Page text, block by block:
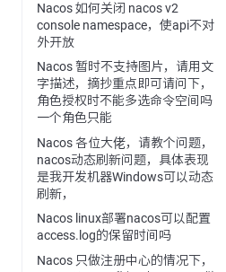
Nacos 如何关闭 nacos v2
console namespace，使api不对
外开放
Nacos 暂时不支持图片，请用文
字描述，摘抄重点即可请问下，
角色授权时不能多选命令空间吗
一个角色只能
Nacos 各位大佬，请教个问题，
nacos动态刷新问题，具体表现
是我开发机器Windows可以动态
刷新，
Nacos linux部署nacos可以配置
access.log的保留时间吗
Nacos 只做注册中心的情况下，